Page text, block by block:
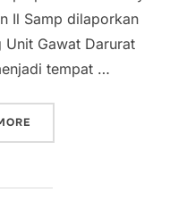
Il Samp dilaporkan
Gawat Darurat
tempat …